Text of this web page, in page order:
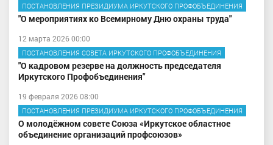
ПОСТАНОВЛЕНИЯ ПРЕЗИДИУМА ИРКУТСКОГО ПРОФОБЪЕДИНЕНИЯ
"О мероприятиях ко Всемирному Дню охраны труда"
12 марта 2026 00:00
ПОСТАНОВЛЕНИЯ СОВЕТА ИРКУТСКОГО ПРОФОБЪЕДИНЕНИЯ
"О кадровом резерве на должность председателя
Иркутского Профобъединения"
19 февраля 2026 08:00
ПОСТАНОВЛЕНИЯ ПРЕЗИДИУМА ИРКУТСКОГО ПРОФОБЪЕДИНЕНИЯ
О молодёжном совете Союза «Иркутское областное
объединение организаций профсоюзов»